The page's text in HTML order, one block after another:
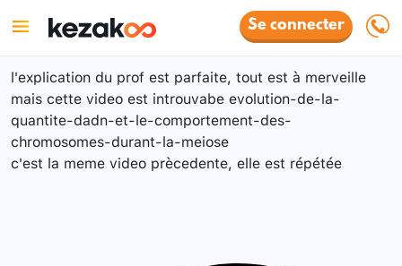
Se connecter
l'explication du prof est parfaite, tout est à merveille
mais cette video est introuvabe evolution-de-la-
quantite-dadn-et-le-comportement-des-
chromosomes-durant-la-meiose
c'est la meme video prècedente, elle est répétée